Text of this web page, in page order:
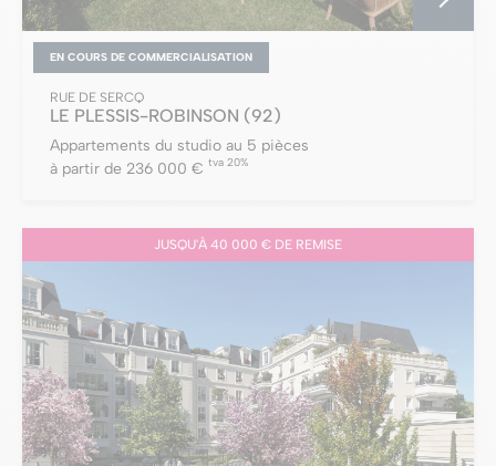
EN COURS DE COMMERCIALISATION
RUE DE SERCQ
LE PLESSIS-ROBINSON (92)
Appartements du studio au 5 pièces
à partir de 236 000 € tva 20%
JUSQU'À 40 000 € DE REMISE